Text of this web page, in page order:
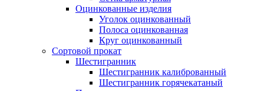
Оцинкованные изделия
Уголок оцинкованный
Полоса оцинкованная
Круг оцинкованный
Сортовой прокат
Шестигранник
Шестигранник калиброванный
Шестигранник горячекатаный